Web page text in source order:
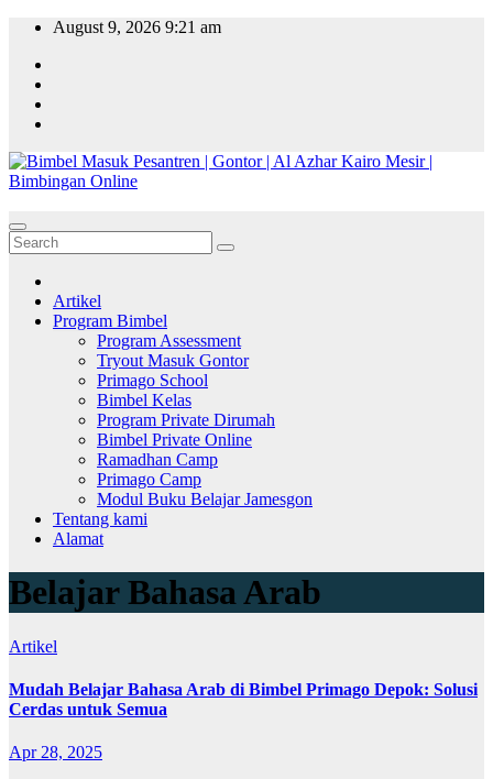
Skip
content
August 9, 2026 9:21 am
Artikel
Program Bimbel
Program Assessment
Tryout Masuk Gontor
Primago School
Bimbel Kelas
Program Private Dirumah
Bimbel Private Online
Ramadhan Camp
Primago Camp
Modul Buku Belajar Jamesgon
Tentang kami
Alamat
Belajar Bahasa Arab
Artikel
Mudah Belajar Bahasa Arab di Bimbel Primago Depok: Solusi
Cerdas untuk Semua
Apr 28, 2025